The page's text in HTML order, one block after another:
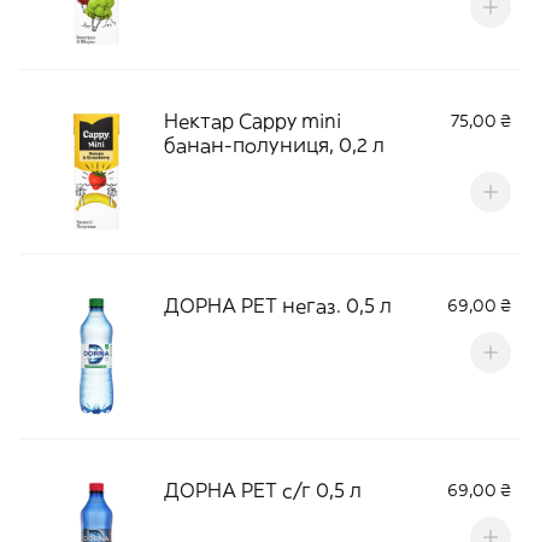
Нектар Cappy mini
банан-полуниця, 0,2 л
75,00 ₴
ДОРНА РЕТ негаз. 0,5 л 69,00 ₴
ДОРНА РЕТ с/г 0,5 л 69,00 ₴